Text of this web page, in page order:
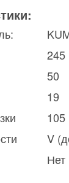
245
50
19
105
V
Нет